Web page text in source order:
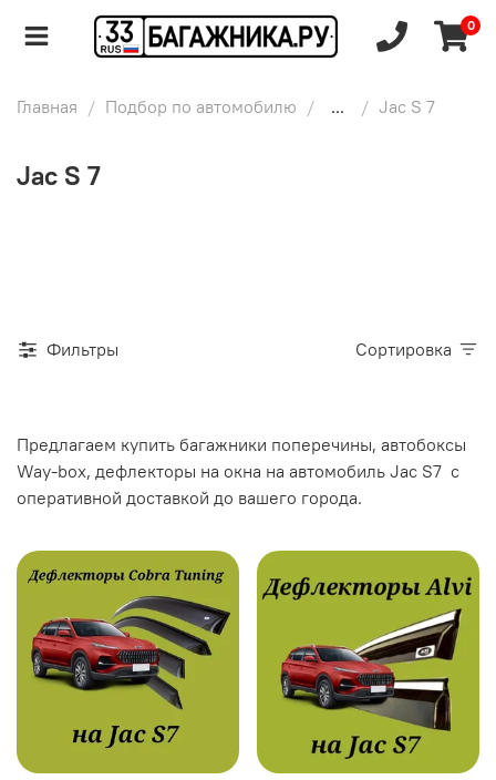
0
Главная Подбор по автомобилю ... Jac S 7
Jac S 7
Фильтры Сортировка
Предлагаем купить багажники поперечины, автобоксы
Way-box, дефлекторы на окна на автомобиль Jac S7 с
оперативной доставкой до вашего города.